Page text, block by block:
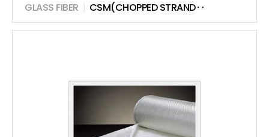
GLASS FIBER | CSM(CHOPPED STRAND‥